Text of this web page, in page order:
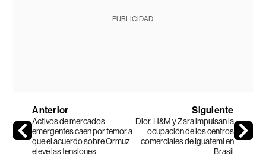
PUBLICIDAD
Anterior
Activos de mercados
emergentes caen por temor a
que el acuerdo sobre Ormuz
eleve las tensiones
Siguiente
Dior, H&M y Zara impulsan la
ocupación de los centros
comerciales de Iguatemi en
Brasil